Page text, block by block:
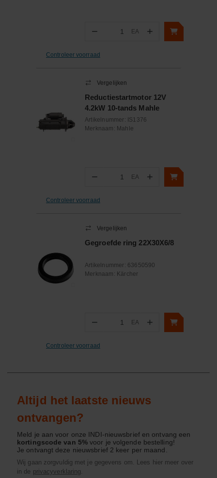
− Aantal
EA +
Controleer voorraad
Vergelijken
Reductiestartmotor 12V
4.2kW 10-tands Mahle
Artikelnummer: IS1376
Merknaam: Mahle
− Aantal
EA +
Controleer voorraad
Vergelijken
Gegroefde ring 22X30X6/8
Artikelnummer: 63650590
Merknaam: Kärcher
− Aantal
EA +
Controleer voorraad
Altijd het laatste nieuws
ontvangen?
Meld je aan voor onze INDI-nieuwsbrief en ontvang een
kortingscode van 5%voor je volgende bestelling!
Je ontvangt deze nieuwsbrief 2 keer per maand.
Wij gaan zorgvuldig met je gegevens om. Lees hier meer over
in de privacyverklaring.